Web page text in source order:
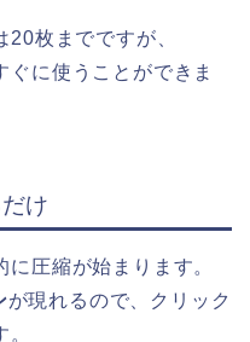
枚までですが、
に使うことができま
け
圧縮が始まります。
が現れるので、クリック